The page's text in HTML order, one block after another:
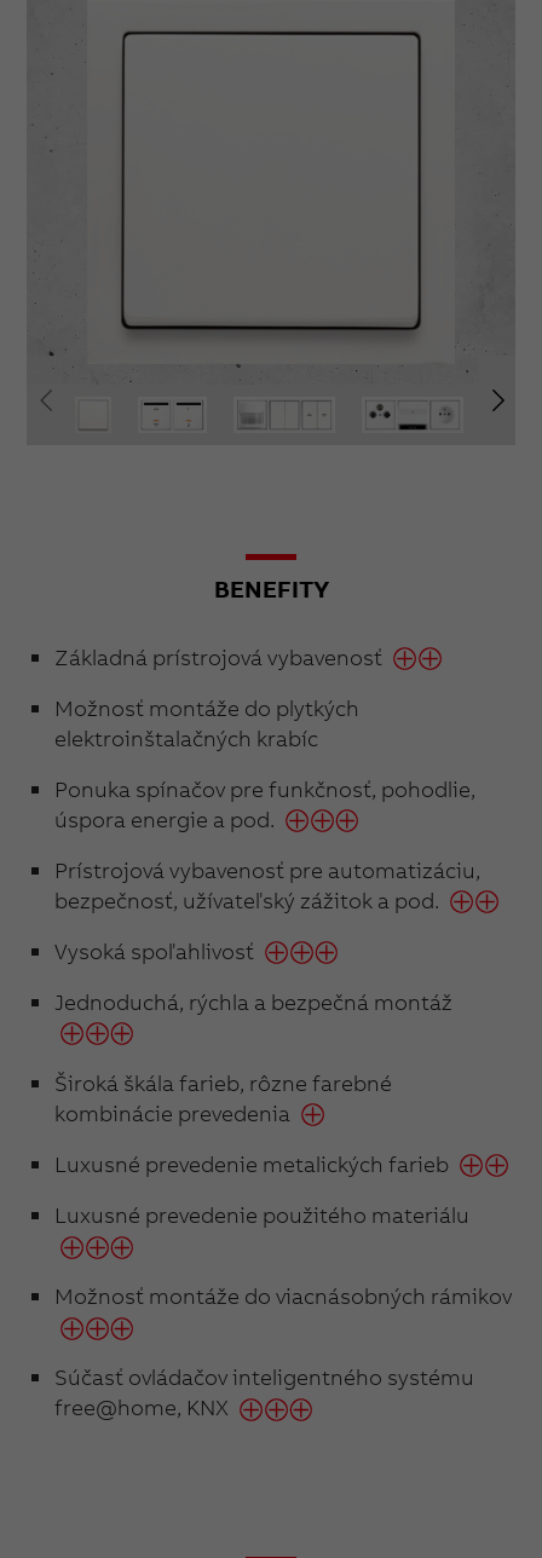
BENEFITY
Základná prístrojová vybavenosť
Možnosť montáže do plytkých
elektroinštalačných krabíc
Ponuka spínačov pre funkčnosť, pohodlie,
úspora energie a pod.
Prístrojová vybavenosť pre automatizáciu,
bezpečnosť, užívateľský zážitok a pod.
Vysoká spoľahlivosť
Jednoduchá, rýchla a bezpečná montáž
Široká škála farieb, rôzne farebné
kombinácie prevedenia
Luxusné prevedenie metalických farieb
Luxusné prevedenie použitého materiálu
Možnosť montáže do viacnásobných rámikov
Súčasť ovládačov inteligentného systému
free@home, KNX